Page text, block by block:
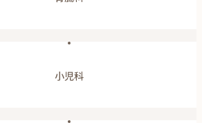
小児科